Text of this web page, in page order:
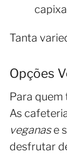
Tanta
Opções
Para
As
veganase
desfrutar